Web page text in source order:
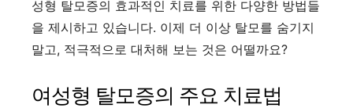
성형 탈모증의 효과적인 치료를 위한 다양한 방법들
을 제시하고 있습니다. 이제 더 이상 탈모를 숨기지
말고, 적극적으로 대처해 보는 것은 어떨까요?
여성형 탈모증의 주요 치료법